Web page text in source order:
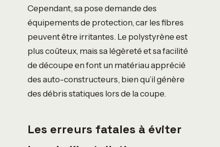
Cependant, sa pose demande des
équipements de protection, car les fibres
peuvent être irritantes. Le polystyrène est
plus coûteux, mais sa légèreté et sa facilité
de découpe en font un matériau apprécié
des auto-constructeurs, bien qu’il génère
des débris statiques lors de la coupe.
Les erreurs fatales à éviter